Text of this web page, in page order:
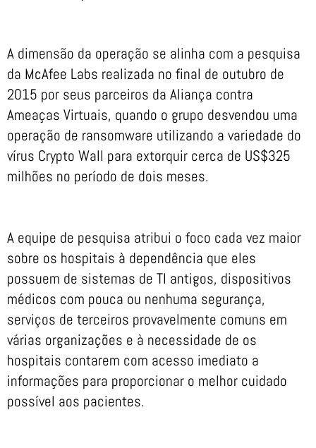
A dimensão da operação se alinha com a pesquisa
da McAfee Labs realizada no final de outubro de
2015 por seus parceiros da Aliança contra
Ameaças Virtuais, quando o grupo desvendou uma
operação de ransomware utilizando a variedade do
vírus Crypto Wall para extorquir cerca de US$325
milhões no período de dois meses.
A equipe de pesquisa atribui o foco cada vez maior
sobre os hospitais à dependência que eles
possuem de sistemas de TI antigos, dispositivos
médicos com pouca ou nenhuma segurança,
serviços de terceiros provavelmente comuns em
várias organizações e à necessidade de os
hospitais contarem com acesso imediato a
informações para proporcionar o melhor cuidado
possível aos pacientes.